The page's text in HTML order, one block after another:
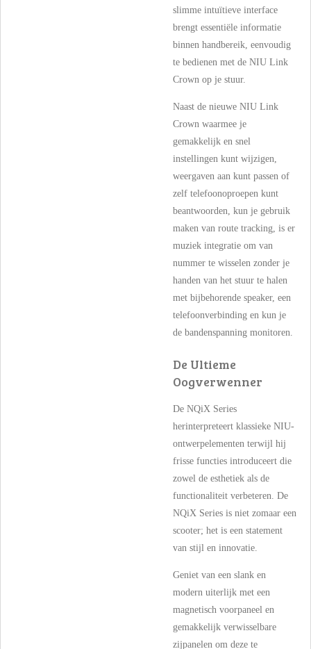
slimme intuïtieve interface
brengt essentiële informatie
binnen handbereik, eenvoudig
te bedienen met de NIU Link
Crown op je stuur.
Naast de nieuwe NIU Link
Crown waarmee je
gemakkelijk en snel
instellingen kunt wijzigen,
weergaven aan kunt passen of
zelf telefoonoproepen kunt
beantwoorden, kun je gebruik
maken van route tracking, is er
muziek integratie om van
nummer te wisselen zonder je
handen van het stuur te halen
met bijbehorende speaker, een
telefoonverbinding en kun je
de bandenspanning monitoren.
De Ultieme
Oogverwenner
De NQiX Series
herinterpreteert klassieke NIU-
ontwerpelementen terwijl hij
frisse functies introduceert die
zowel de esthetiek als de
functionaliteit verbeteren. De
NQiX Series is niet zomaar een
scooter; het is een statement
van stijl en innovatie.
Geniet van een slank en
modern uiterlijk met een
magnetisch voorpaneel en
gemakkelijk verwisselbare
zijpanelen om deze te